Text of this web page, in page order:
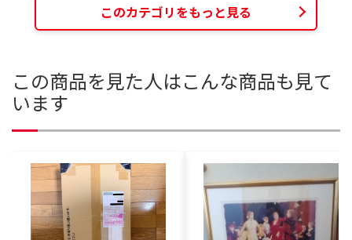
このカテゴリをもっと見る
この商品を見た人はこんな商品も見て
います